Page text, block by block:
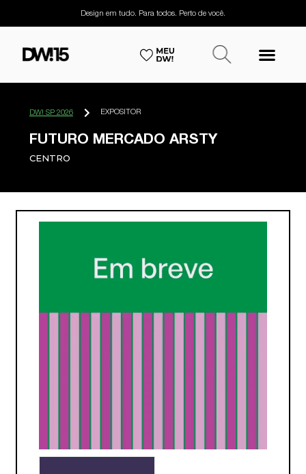
Design em tudo. Para todos. Perto de você.
DW! SP 2026 EXPOSITOR
FUTURO MERCADO ARSTY
CENTRO